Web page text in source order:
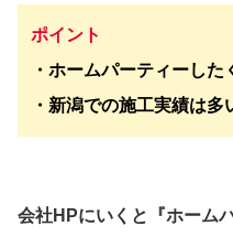
ポイント
・ホームパーティーし
・新潟での施工実績は多
会社HPにいくと『ホーム